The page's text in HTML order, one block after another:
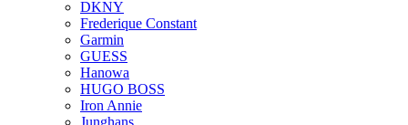
DKNY
Frederique Constant
Garmin
GUESS
Hanowa
HUGO BOSS
Iron Annie
Junghans